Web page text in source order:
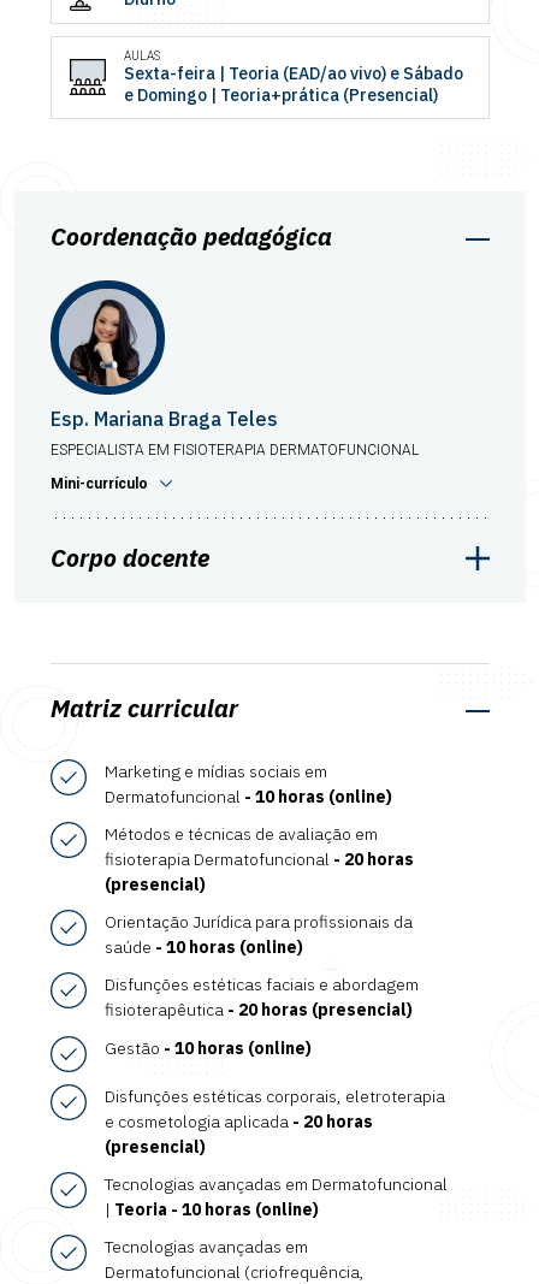
AULAS
Sexta-feira | Teoria (EAD/ao vivo) e Sábado
e Domingo | Teoria+prática (Presencial)
Coordenação pedagógica
Esp. Mariana Braga Teles
ESPECIALISTA EM FISIOTERAPIA DERMATOFUNCIONAL
Mini-currículo
Corpo docente
Matriz curricular
Marketing e mídias sociais em
Dermatofuncional - 10 horas (online)
Métodos e técnicas de avaliação em
fisioterapia Dermatofuncional - 20 horas
(presencial)
Orientação Jurídica para profissionais da
saúde - 10 horas (online)
Disfunções estéticas faciais e abordagem
fisioterapêutica - 20 horas (presencial)
Gestão - 10 horas (online)
Disfunções estéticas corporais, eletroterapia
e cosmetologia aplicada- 20 horas
(presencial)
Tecnologias avançadas em Dermatofuncional
| Teoria - 10 horas (online)
Tecnologias avançadas em
Dermatofuncional (criofrequência,